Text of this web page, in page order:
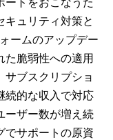
ートをおこなうた
キュリティ対策と
ームのアップデー
た脆弱性への適用
サブスクリプショ
続的な収入で対応
ーザー数が増え続
でサポートの原資